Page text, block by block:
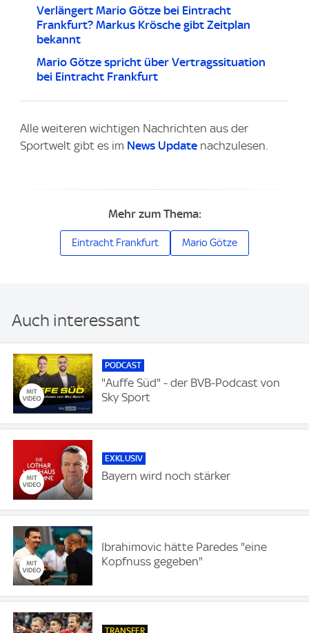
Verlängert Mario Götze bei Eintracht
Frankfurt? Markus Krösche gibt Zeitplan
bekannt
Mario Götze spricht über Vertragssituation
bei Eintracht Frankfurt
Alle weiteren wichtigen Nachrichten aus der
Sportwelt gibt es im News Update nachzulesen.
Mehr zum Thema:
Eintracht Frankfurt Mario Götze
Auch interessant
PODCAST
"Auffe Süd" - der BVB-Podcast von
Sky Sport
EXKLUSIV
Bayern wird noch stärker
Ibrahimovic hätte Paredes "eine
Kopfnuss gegeben"
TRANSFER